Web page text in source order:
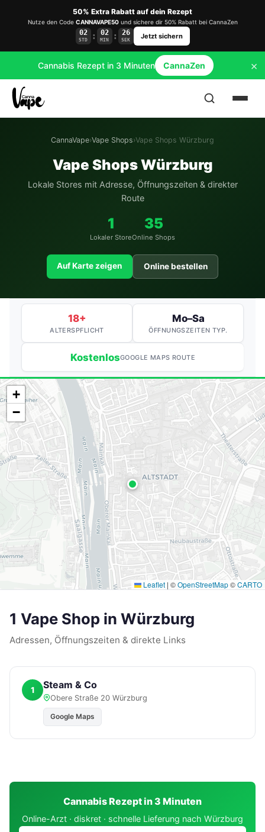
50% Extra Rabatt auf dein Rezept
Nutze den Code CANNAVAPE50und sichere dir 50% Rabatt bei CannaZen
02
STD : 02
MIN : 26
SEK Jetzt sichern
Cannabis Rezept in 3 Minuten CannaZen ×
CannaVape›Vape Shops›Vape Shops Würzburg
Vape Shops Würzburg
Lokale Stores mit Adresse, Öffnungszeiten & direkter
Route
1
Lokaler Store
35
Online Shops
Auf Karte zeigen Online bestellen
18+
ALTERSPFLICHT
Mo–Sa
ÖFFNUNGSZEITEN TYP.
KostenlosGOOGLE MAPS ROUTE
+
−
Leaflet | ©OpenStreetMap©CARTO
1 Vape Shop in Würzburg
Adressen, Öffnungszeiten & direkte Links
1 Steam & Co
Obere Straße 20 Würzburg
Google Maps
Cannabis Rezept in 3 Minuten
Online-Arzt · diskret · schnelle Lieferung nach Würzburg